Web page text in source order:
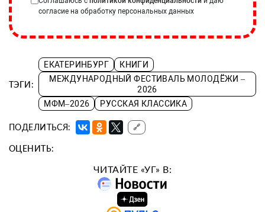
согласие на обработку персональных данных
ТЭГИ:
ЕКАТЕРИНБУРГ
КНИГИ
МЕЖДУНАРОДНЫЙ ФЕСТИВАЛЬ МОЛОДЁЖИ –
2026
МФМ–2026
РУССКАЯ КЛАССИКА
ПОДЕЛИТЬСЯ: 🔗
ОЦЕНИТЬ:
ЧИТАЙТЕ «УГ» В: